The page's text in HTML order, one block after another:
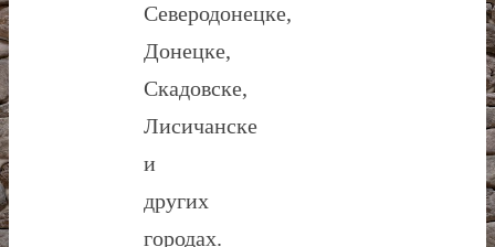
Северодонецке,
Донецке,
Скадовске,
Лисичанске
и
других
городах.